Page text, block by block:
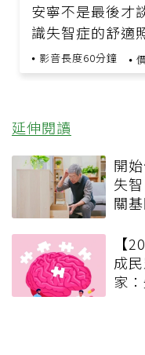
安寧不是最後才
識失智症的舒適
影音長度60分鐘
延伸閱讀
開
失
關
【
成
家